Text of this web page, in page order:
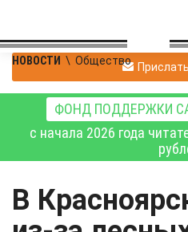
НОВОСТИ \ Общество
ФОНД ПОДДЕРЖКИ
с начала 2026 года
В